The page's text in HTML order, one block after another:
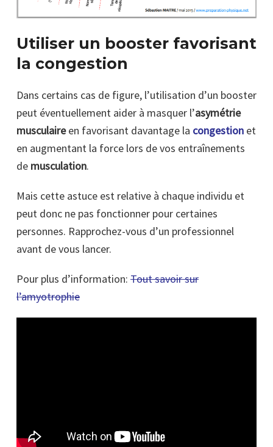
Utiliser un booster favorisant
la congestion
Dans certains cas de figure, l’utilisation d’un booster
peut éventuellement aider à masquer l’asymétrie
musculaireen favorisant davantage la congestion et
en augmentant la force lors de vos entraînements
de musculation.
Mais cette astuce est relative à chaque individu et
peut donc ne pas fonctionner pour certaines
personnes. Rapprochez-vous d’un professionnel
avant de vous lancer.
Pour plus d’information: Tout savoir sur
l’amyotrophie